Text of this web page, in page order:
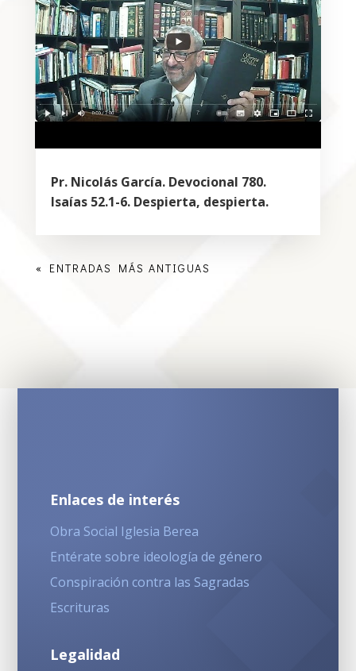
Pr. Nicolás García. Devocional 780.
Isaías 52.1-6. Despierta, despierta.
« ENTRADAS MÁS ANTIGUAS
Enlaces de interés
Obra Social Iglesia Berea
Entérate sobre ideología de género
Conspiración contra las Sagradas
Escrituras
Legalidad